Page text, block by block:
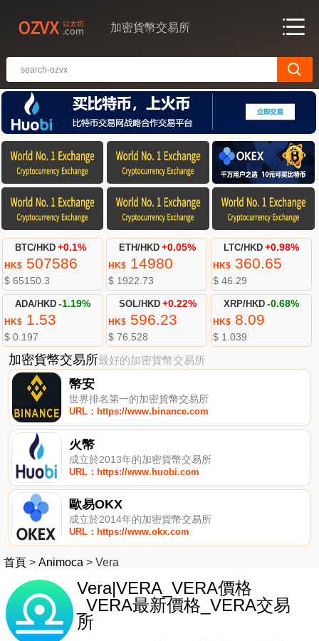
加密貨幣交易所
BTC/HKD +0.1%
HK$507586
$ 65150.3
ETH/HKD +0.05%
HK$ 14980
$ 1922.73
LTC/HKD +0.98%
HK$360.65
$ 46.29
ADA/HKD -1.19%
HK$1.53
$ 0.197
SOL/HKD +0.22%
HK$ 596.23
$ 76.528
XRP/HKD -0.68%
HK$8.09
$ 1.039
加密貨幣交易所最好的加密貨幣交易所
幣安
世界排名第一的加密貨幣交易所
URL：https://www.binance.com
火幣
成立於2013年的加密貨幣交易所
URL：https://www.huobi.com
歐易OKX
成立於2014年的加密貨幣交易所
URL：https://www.okx.com
首頁 > Animoca > Vera
Vera|VERA_VERA價格
_VERA最新價格_VERA交易
所